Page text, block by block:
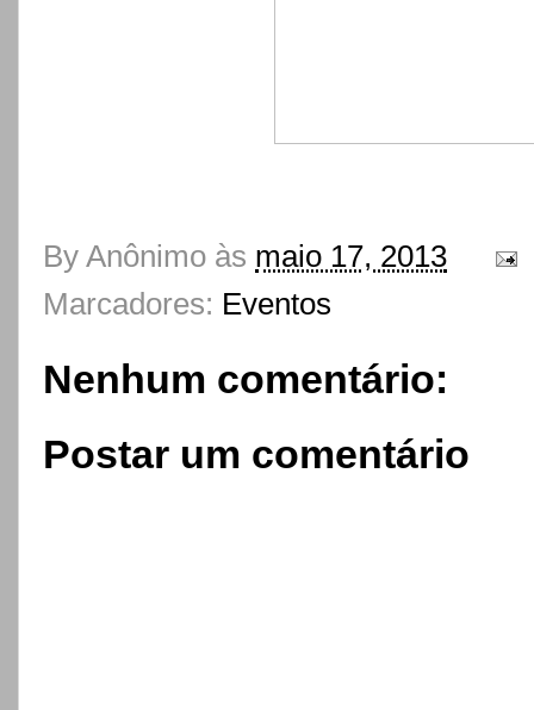
By Anônimo às maio 17, 2013
Marcadores: Eventos
Nenhum comentário:
Postar um comentário